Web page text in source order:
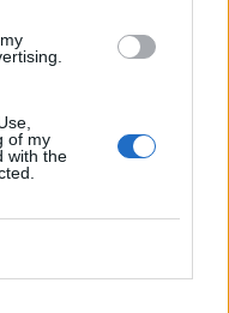
of my
with the
igjen